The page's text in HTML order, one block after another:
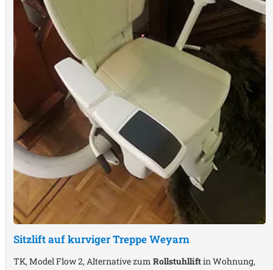
Sitzlift auf kurviger TreppeWeyarn
TK, Model Flow 2, Alternative zum Rollstuhlliftin Wohnung,